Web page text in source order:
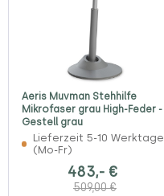
Aeris Muvman Stehhilfe
Mikrofaser grau High-Feder -
Gestell grau
Lieferzeit 5-10 Werktage
(Mo-Fr)
483,- €
509,00 €